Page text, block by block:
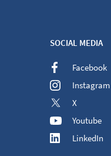
SOCIAL MEDIA
Facebook
Instagram
X
Youtube
LinkedIn